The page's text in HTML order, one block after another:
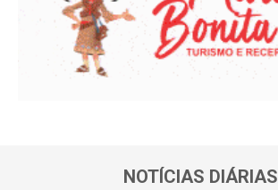
NOTÍCIAS DIÁRIAS